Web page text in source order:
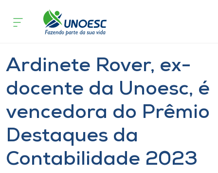
Cursos
Pesquisa
Atendimento ao Estudante
Portal de Ensino
Geral
Ardinete Rover, ex-
docente da Unoesc, é
vencedora do Prêmio
Destaques da
Contabilidade 2023